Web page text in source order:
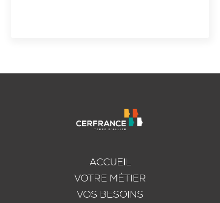
ACCUEIL
VOTRE MÉTIER
VOS BESOINS